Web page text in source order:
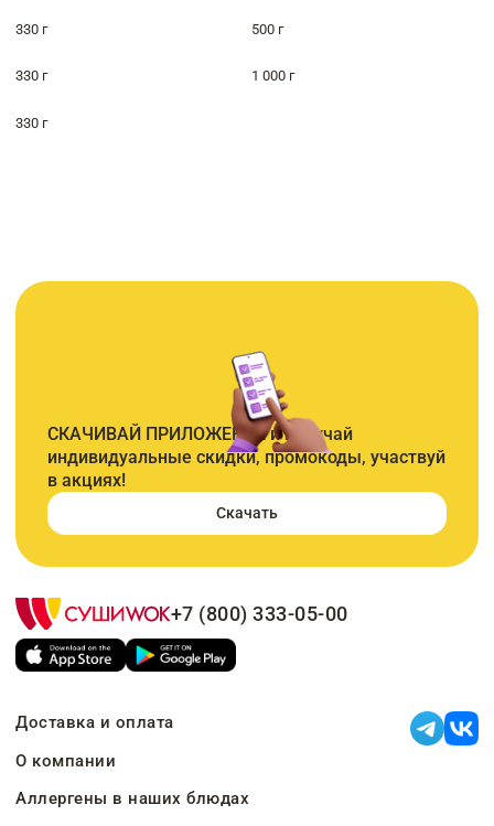
330 г 500 г
330 г 1 000 г
330 г
СКАЧИВАЙ ПРИЛОЖЕНИЕ и получай
индивидуальные скидки, промокоды, участвуй
в акциях!
Скачать
+7 (800) 333-05-00
Доставка и оплата
О компании
Аллергены в наших блюдах